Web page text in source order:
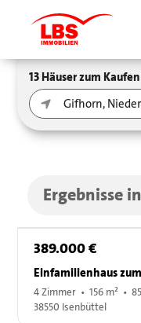
13 Häuser zum
Ergebnisse
389.000 €
Einfamilienhaus
4 Zimmer • 156 m² •
38550 Isenbüttel